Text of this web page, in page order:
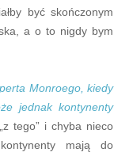
być skończonym
a o to nigdy bym
Monroego, kiedy
jednak kontynenty
tego” i chyba nieco
mają do